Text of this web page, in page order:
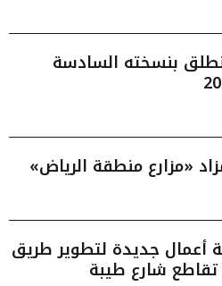
بنسخته السادسة
«مزارع منطقة الرياض»
أعمال جديدة لتطوير طريق
شارع طيبة